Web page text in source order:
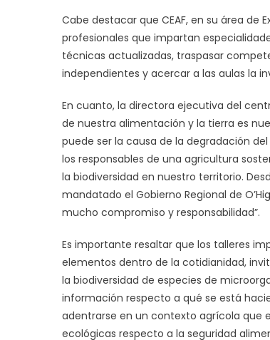
Cabe destacar que CEAF, en su área de
profesionales que impartan
técnicas actualizadas, traspasar
independientes y acercar a las aulas la
En cuanto, la directora ejecutiva del
de nuestra alimentación y la tierra es
puede ser la causa de la degradación
los responsables de una agricultura
la biodiversidad en nuestro territorio.
mandatado el Gobierno Regional de
mucho compromiso y responsabilidad”.
Es importante resaltar que los talleres
elementos dentro de la cotidianidad,
la biodiversidad de especies de
información respecto a qué se está
adentrarse en un contexto agrícola que
ecológicas respecto a la seguridad